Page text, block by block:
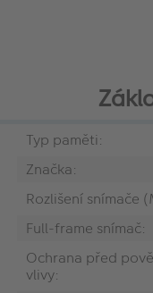
Typ paměti:
Značka:
Rozlišení snímače
Full-frame snímač:
Ochrana před
vlivy: